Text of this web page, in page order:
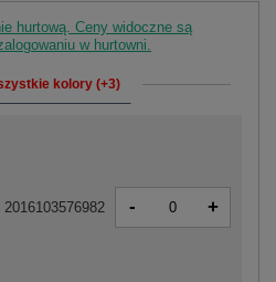
hurtową. Ceny widoczne są
w hurtowni.
kolory (+3)
2016103576982 - +